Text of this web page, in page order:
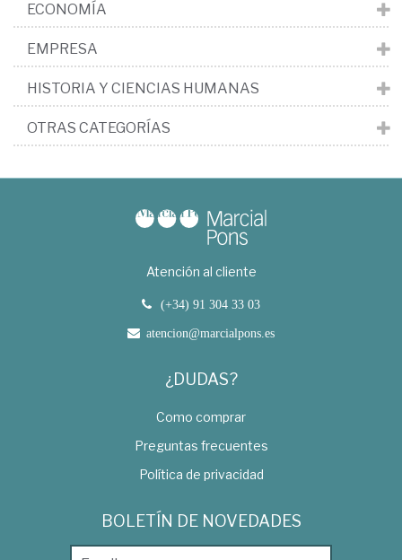
ECONOMÍA
EMPRESA
HISTORIA Y CIENCIAS HUMANAS
OTRAS CATEGORÍAS
Atención al cliente
(+34) 91 304 33 03
atencion@marcialpons.es
¿DUDAS?
Como comprar
Preguntas frecuentes
Política de privacidad
BOLETÍN DE NOVEDADES